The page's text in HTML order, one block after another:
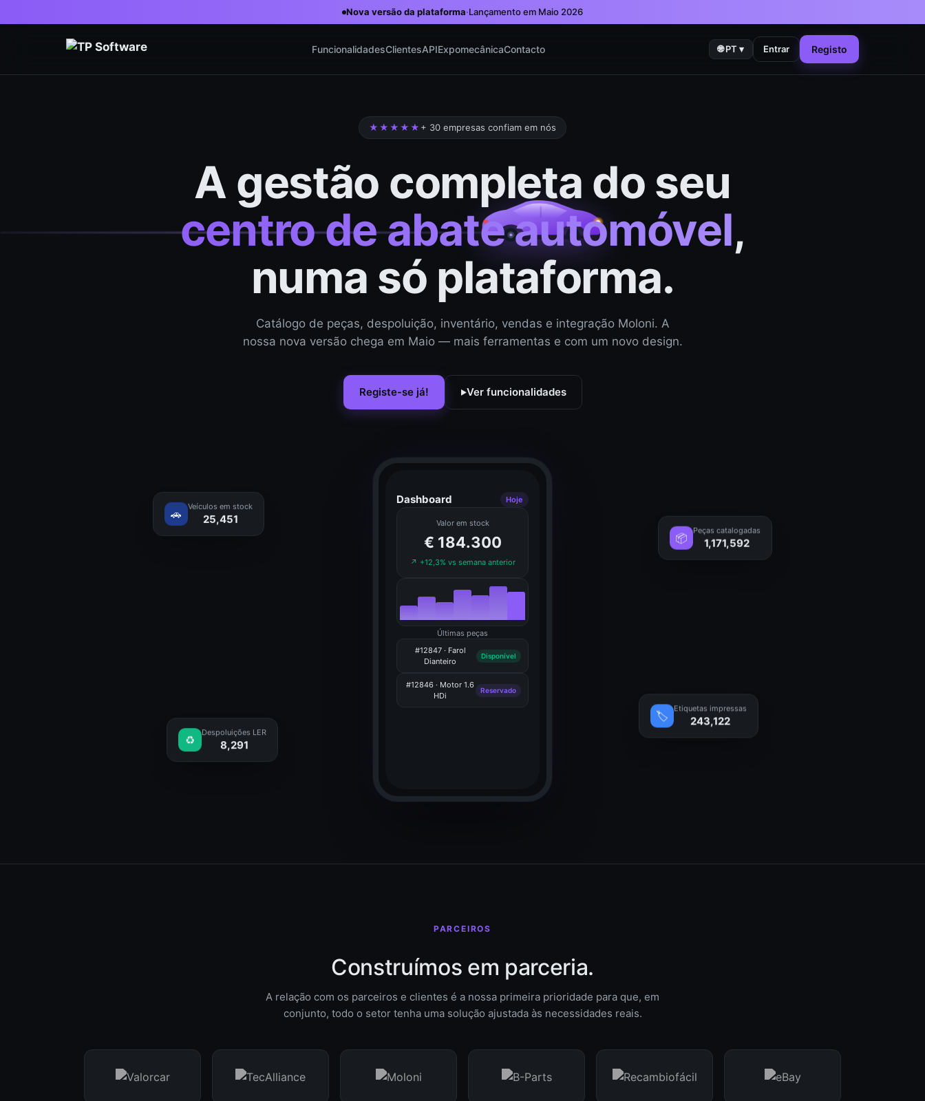
Nova versão da plataforma·Lançamento em Maio 2026
FuncionalidadesClientesAPIExpomecânicaContacto 🌐PT ▾ Entrar Registo
★★★★★ + 30 empresas confiam em nós
A gestão completa do seu
centro de abate automóvel,
numa só plataforma.
Catálogo de peças, despoluição, inventário, vendas e integração Moloni. A
nossa nova versão chega em Maio — mais ferramentas e com um novo design.
Registe-se já! ▶Ver funcionalidades
🚗
Veículos em stock
25,451
📦
Peças catalogadas
1,171,592
Dashboard Hoje
Valor em stock
€ 184.300
↗ +12,3% vs semana anterior
Últimas peças
#12847 · Farol
Dianteiro
Disponível
#12846 · Motor 1.6
HDi
Reservado
♻️
Despoluições LER
8,291
🏷️
Etiquetas impressas
243,122
PARCEIROS
Construímos em parceria.
A relação com os parceiros e clientes é a nossa primeira prioridade para que, em
conjunto, todo o setor tenha uma solução ajustada às necessidades reais.